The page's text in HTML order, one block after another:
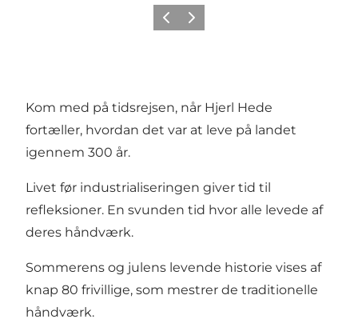
ForrigeNeste
Kom med på tidsrejsen, når Hjerl Hede
fortæller, hvordan det var at leve på landet
igennem 300 år.
Livet før industrialiseringen giver tid til
refleksioner. En svunden tid hvor alle levede af
deres håndværk.
Sommerens og julens levende historie vises af
knap 80 frivillige, som mestrer de traditionelle
håndværk.